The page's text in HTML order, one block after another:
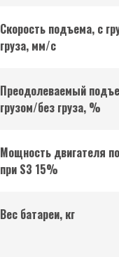
Скорость подъема, с
груза, мм/с
Преодолеваемый
грузом/без груза, %
Мощность двигателя
при S3 15%
Вес батареи, кг